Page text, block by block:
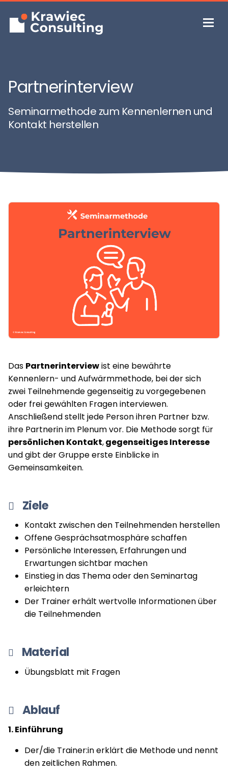
Partnerinterview
Seminarmethode zum Kennenlernen und
Kontakt herstellen
Das Partnerinterviewist eine bewährte
Kennenlern- und Aufwärmmethode, bei der sich
zwei Teilnehmende gegenseitig zu vorgegebenen
oder frei gewählten Fragen interviewen.
Anschließend stellt jede Person ihren Partner bzw.
ihre Partnerin im Plenum vor. Die Methode sorgt für
persönlichen Kontakt,gegenseitiges Interesse
und gibt der Gruppe erste Einblicke in
Gemeinsamkeiten.
Ziele
Kontakt zwischen den Teilnehmenden herstellen
Offene Gesprächsatmosphäre schaffen
Persönliche Interessen, Erfahrungen und
Erwartungen sichtbar machen
Einstieg in das Thema oder den Seminartag
erleichtern
Der Trainer erhält wertvolle Informationen über
die Teilnehmenden
Material
Übungsblatt mit Fragen
Ablauf
1. Einführung
Der/die Trainer:in erklärt die Methode und nennt
den zeitlichen Rahmen.